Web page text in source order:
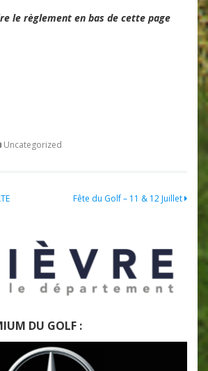
le règlement en bas de cette page
Uncategorized
Fête du Golf – 11 & 12 Juillet
DU GOLF :